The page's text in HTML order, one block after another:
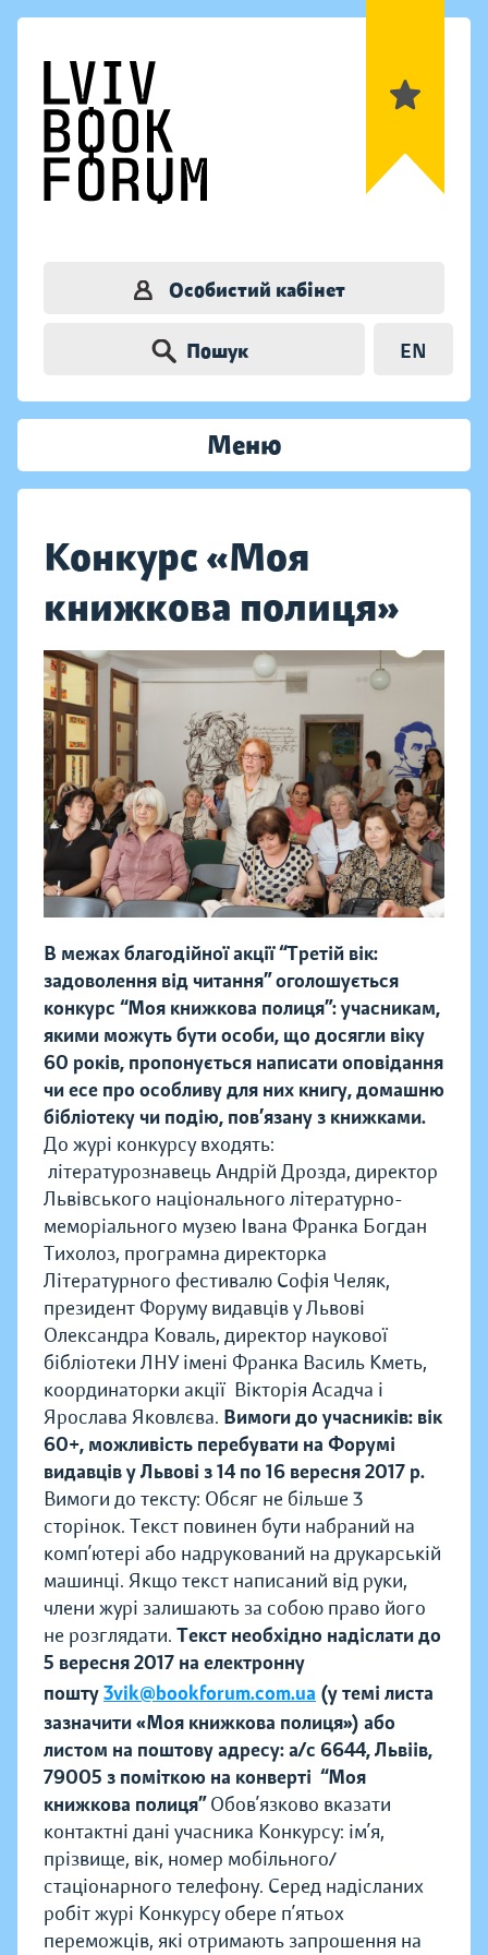
Особистий кабінет
Пошук EN
Меню
Конкурс «Моя
книжкова полиця»
В межах благодійної акції “Третій вік:
задоволення від читання” оголошується
конкурс “Моя книжкова полиця”: учасникам,
якими можуть бути особи, що досягли віку
60 років, пропонується написати оповідання
чи есе про особливу для них книгу, домашню
бібліотеку чи подію, пов’язану з книжками.
До журі конкурсу входять:
літературознавець Андрій Дрозда, директор
Львівського національного літературно-
меморіального музею Івана Франка Богдан
Тихолоз, програмна директорка
Літературного фестивалю Софія Челяк,
президент Форуму видавців у Львові
Олександра Коваль, директор наукової
бібліотеки ЛНУ імені Франка Василь Кметь,
координаторки акції Вікторія Асадча і
Ярослава Яковлєва. Вимоги до учасників: вік
60+, можливість перебувати на Форумі
видавців у Львові з 14 по 16 вересня 2017 р.
Вимоги до тексту: Обсяг не більше 3
сторінок. Текст повинен бути набраний на
комп’ютері або надрукований на друкарській
машинці. Якщо текст написаний від руки,
члени журі залишають за собою право його
не розглядати. Текст необхідно надіслати до
5 вересня 2017 на електронну
пошту3vik@bookforum.com.ua (у темі листа
зазначити «Моя книжкова полиця») або
листом на поштову адресу: а/с 6644, Львіів,
79005 з поміткою на конверті “Моя
книжкова полиця”Обов’язково вказати
контактні дані учасника Конкурсу: ім’я,
прізвище, вік, номер мобільного/
стаціонарного телефону. Серед надісланих
робіт журі Конкурсу обере п’ятьох
переможців, які отримають запрошення на